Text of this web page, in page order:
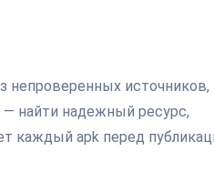
непроверенных
найти надежный ресурс,
каждый apk перед